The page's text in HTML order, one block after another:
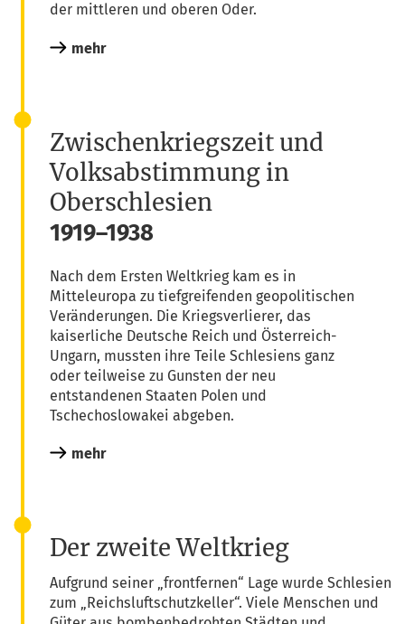
der mitt­le­ren und obe­ren Oder.
mehr
Zwischenkriegszeit und
Volksabstimmung in
Oberschlesien
1919–1938
Nach dem Ers­ten Welt­krieg kam es in
Mit­tel­eu­ro­pa zu tief­grei­fen­den geo­po­li­ti­schen
Ver­än­de­run­gen. Die Kriegs­ver­lie­rer, das
kai­ser­li­che Deut­sche Reich und Öster­reich-
Ungarn, muss­ten ihre Tei­le Schle­si­ens ganz
oder teil­wei­se zu Guns­ten der neu
ent­stan­de­nen Staa­ten Polen und
Tsche­cho­slo­wa­kei abgeben.
mehr
Der zweite Weltkrieg
Auf­grund sei­ner „front­fer­nen“ Lage wur­de Schle­si­en
zum „Reichs­luft­schutz­kel­ler“. Vie­le Men­schen und